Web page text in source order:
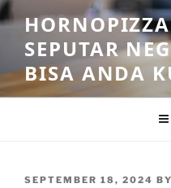
Skip
to
contentSEPUTAR
BISA ANDA
POSTED
SEPTEMBER 18, 2024 BY